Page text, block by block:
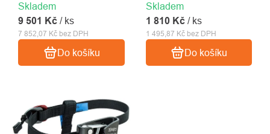
Skladem
7 852,07 Kč bez DPH
9 501 Kč / ks
Do košíku
Skladem
1 495,87 Kč bez DPH
1 810 Kč / ks
Do košíku